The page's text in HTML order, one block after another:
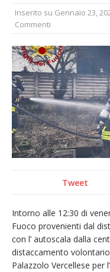
La
Pro Loco
Dieci
Inserito su Gennaio 23,
Commenti
Tweet
Intorno alle 12:30 di
Fuoco provenienti dal
con l’ autoscala dalla
distaccamento
Palazzolo Vercellese per